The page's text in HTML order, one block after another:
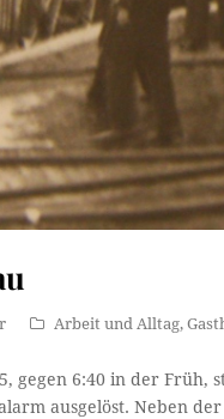
Arbeit und Alltag,
gegen 6:40 in der
ausgelöst. Neben